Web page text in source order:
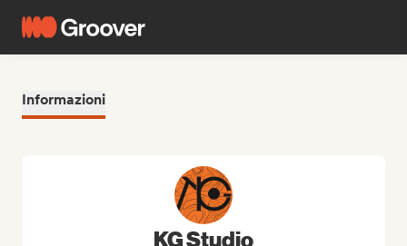
Informazioni
KG Studio